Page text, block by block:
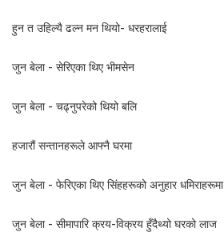
हुन त उहिल्यै ढल्न मन थियो- धरहरालाई
जुन बेला - सेरिएका थिए भीमसेन
जुन बेला - चढ्नुपरेको थियो बलि
हजारौं सन्तानहरूले आफ्नै घरमा
जुन बेला - फेरिएका थिए सिंहहरूको अनुहार धमिराहरूमा
जुन बेला - सीमापारि क्रय-विक्रय हुँदैथ्यो घरको लाज